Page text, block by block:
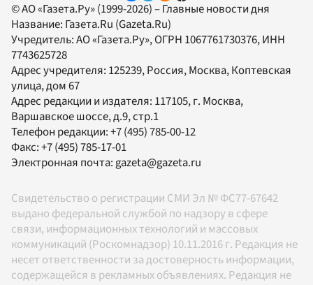
© АО «Газета.Ру» (1999-2026) – Главные новости дня
Название: Газета.Ru (Gazeta.Ru)
Учредитель:АО «Газета.Ру», ОГРН 1067761730376, ИНН
7743625728
Адрес учредителя: 125239, Россия, Москва, Коптевская
улица, дом 67
Адрес редакции и издателя: 117105, г. Москва,
Варшавское шоссе, д.9, стр.1
Телефон редакции:+7 (495) 785-00-12
Факс:+7 (495) 785-17-01
Электронная почта:gazeta@gazeta.ru
Свидетельство о регистрации СМИ Эл № ФС77-67642
выдано федеральной службой по надзору в сфере
связи, информационных технологий и массовых
коммуникаций (Роскомнадзор) 10.11.2016 г. Редакция не
несет ответственности за достоверность информации,
содержащейся в рекламных объявлениях. Редакция не